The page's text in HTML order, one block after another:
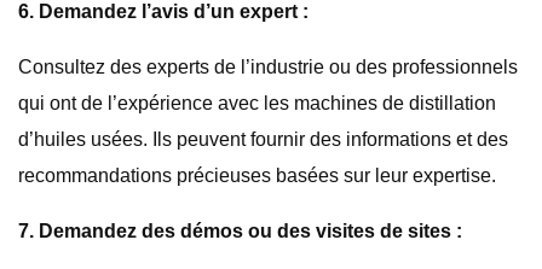
6. Demandez l’avis d’un expert :
Consultez des experts de l’industrie ou des professionnels
qui ont de l’expérience avec les machines de distillation
d’huiles usées. Ils peuvent fournir des informations et des
recommandations précieuses basées sur leur expertise.
7. Demandez des démos ou des visites de sites :